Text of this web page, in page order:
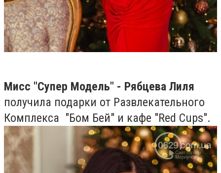
Мисс "Супер Модель" - Рябцева Лиля
получила подарки от Развлекательного
Комплекса "Бом Бей" и кафе "Red Cups".